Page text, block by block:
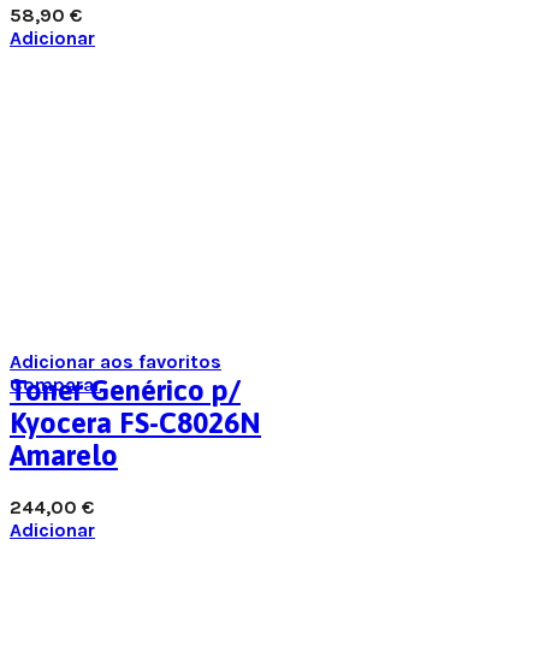
58,90 €
Adicionar
Adicionar aos favoritos
Comparar
Toner Genérico p/
Kyocera FS-C8026N
Amarelo
244,00 €
Adicionar